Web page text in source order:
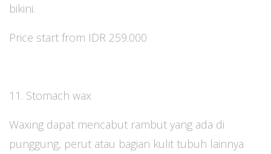
bikini.
Price start from IDR 259.000
11. Stomach wax
Waxing dapat mencabut rambut yang ada di
punggung, perut atau bagian kulit tubuh lainnya